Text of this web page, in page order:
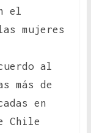
el
mujeres
al
más de
en
Chile